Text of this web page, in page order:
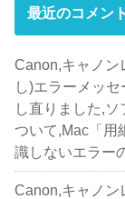
最近のコメント
Canon,キャノン
し)エラーメッ
し直りました,
ついて,Mac「用
識しないエラー
Canon,キャノン